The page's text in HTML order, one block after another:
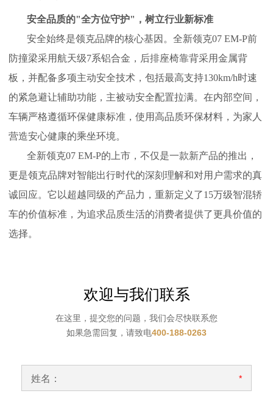
安全品质的"全方位守护"，树立行业新标准
安全始终是领克品牌的核心基因。全新领克07 EM-P前
防撞梁采用航天级7系铝合金，后排座椅靠背采用金属背
板，并配备多项主动安全技术，包括最高支持130km/h时速
的紧急避让辅助功能，主被动安全配置拉满。在内部空间，
车辆严格遵循环保健康标准，使用高品质环保材料，为家人
营造安心健康的乘坐环境。
全新领克07 EM-P的上市，不仅是一款新产品的推出，
更是领克品牌对智能出行时代的深刻理解和对用户需求的真
诚回应。它以超越同级的产品力，重新定义了15万级智混轿
车的价值标准，为追求品质生活的消费者提供了更具价值的
选择。
欢迎与我们联系
在这里，提交您的问题，我们会尽快联系您
如果急需回复，请致电400-188-0263
姓名： *